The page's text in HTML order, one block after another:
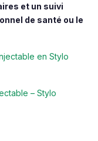
et un suivi
de santé ou le
en Stylo
– Stylo